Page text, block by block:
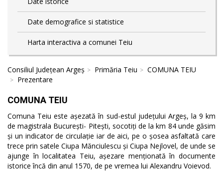
Date demografice si statistice
Harta interactiva a comunei Teiu
Consiliul Județean Argeș Primăria Teiu
COMUNA TEIU
Prezentare
COMUNA TEIU
Comuna Teiu este așezată în sud-estul județului Argeș, la 9 km
de magistrala București- Pitești, socotiți de la km 84 unde găsim
și un indicator de circulație iar de aici, pe o șosea asfaltată care
trece prin satele Ciupa Mănciulescu și Ciupa Nejlovel, de unde se
ajunge în localitatea Teiu, așezare menționată în documente
istorice încă din anul 1570, de pe vremea lui Alexandru Voievod.